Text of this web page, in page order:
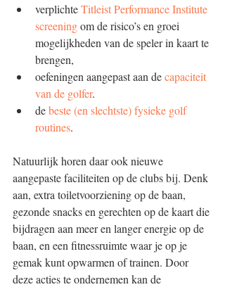
verplichte Titleist Performance Institute
screening om de risico’s en groei
mogelijkheden van de speler in kaart te
brengen,
oefeningen aangepast aan de capaciteit
van de golfer.
de beste (en slechtste) fysieke golf
routines.
Natuurlijk horen daar ook nieuwe
aangepaste faciliteiten op de clubs bij. Denk
aan, extra toiletvoorziening op de baan,
gezonde snacks en gerechten op de kaart die
bijdragen aan meer en langer energie op de
baan, en een fitnessruimte waar je op je
gemak kunt opwarmen of trainen. Door
deze acties te ondernemen kan de